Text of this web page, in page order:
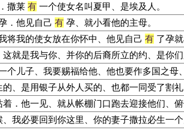
撒莱 有 一个使女名叫夏甲、是埃及人。
．他见自己 有 孕、就小看他的主母。
将我的使女放在你怀中、他见自己 有 了孕
就是我与你、并你的后裔所立的约、是你们
个儿子、我要赐福给他、他也要作多国之母
、是用银子从外人买的、也都一同受了割礼
．他一见、就从帐棚门口跑去迎接他们、俯
我必要回到你这里、你的妻子撒拉必生一